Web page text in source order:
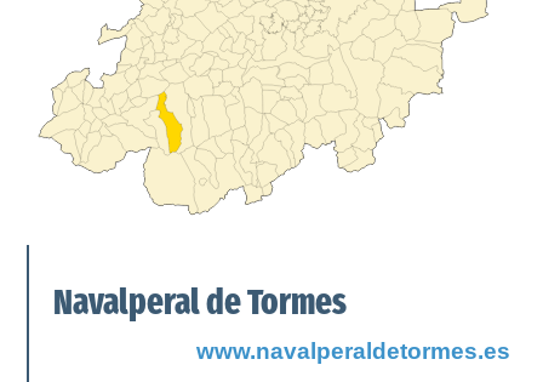
Navalperal de Tormes
www.navalperaldetormes.es